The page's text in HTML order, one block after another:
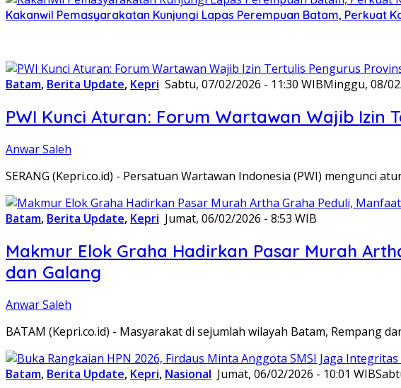
Kakanwil Pemasyarakatan Kunjungi Lapas Perempuan Batam, Perkuat
Batam, Berita Update, Kepri Sabtu, 07/02/2026 - 11:30 WIBMinggu, 08/
PWI Kunci Aturan: Forum Wartawan Wajib Izin
Anwar Saleh
SERANG (Kepri.co.id) - Persatuan Wartawan Indonesia (PWI) mengunci
Batam, Berita Update, Kepri Jumat, 06/02/2026 - 8:53 WIB
Makmur Elok Graha Hadirkan Pasar Murah
dan Galang
Anwar Saleh
BATAM (Kepri.co.id) - Masyarakat di sejumlah wilayah Batam, Rempang
Batam, Berita Update, Kepri, Nasional Jumat, 06/02/2026 - 10:01 WIB